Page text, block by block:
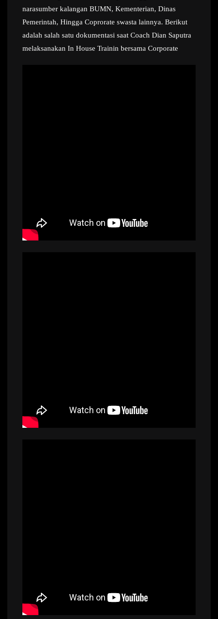
narasumber kalangan BUMN, Kementerian, Dinas
Pemerintah, Hingga Coprorate swasta lainnya. Berikut
adalah salah satu dokumentasi saat Coach Dian Saputra
melaksanakan In House Trainin bersama Corporate